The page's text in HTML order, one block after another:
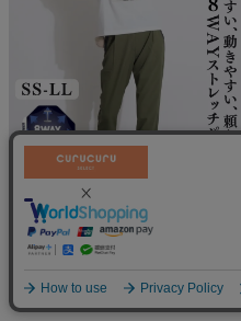
【8WAYストレッチ】ウエストロ
ゴロングパンツ
￥10,010税込